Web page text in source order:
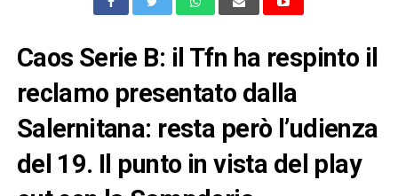
Caos Serie B: il Tfn ha respinto il
reclamo presentato dalla
Salernitana: resta però l’udienza
del 19. Il punto in vista del play